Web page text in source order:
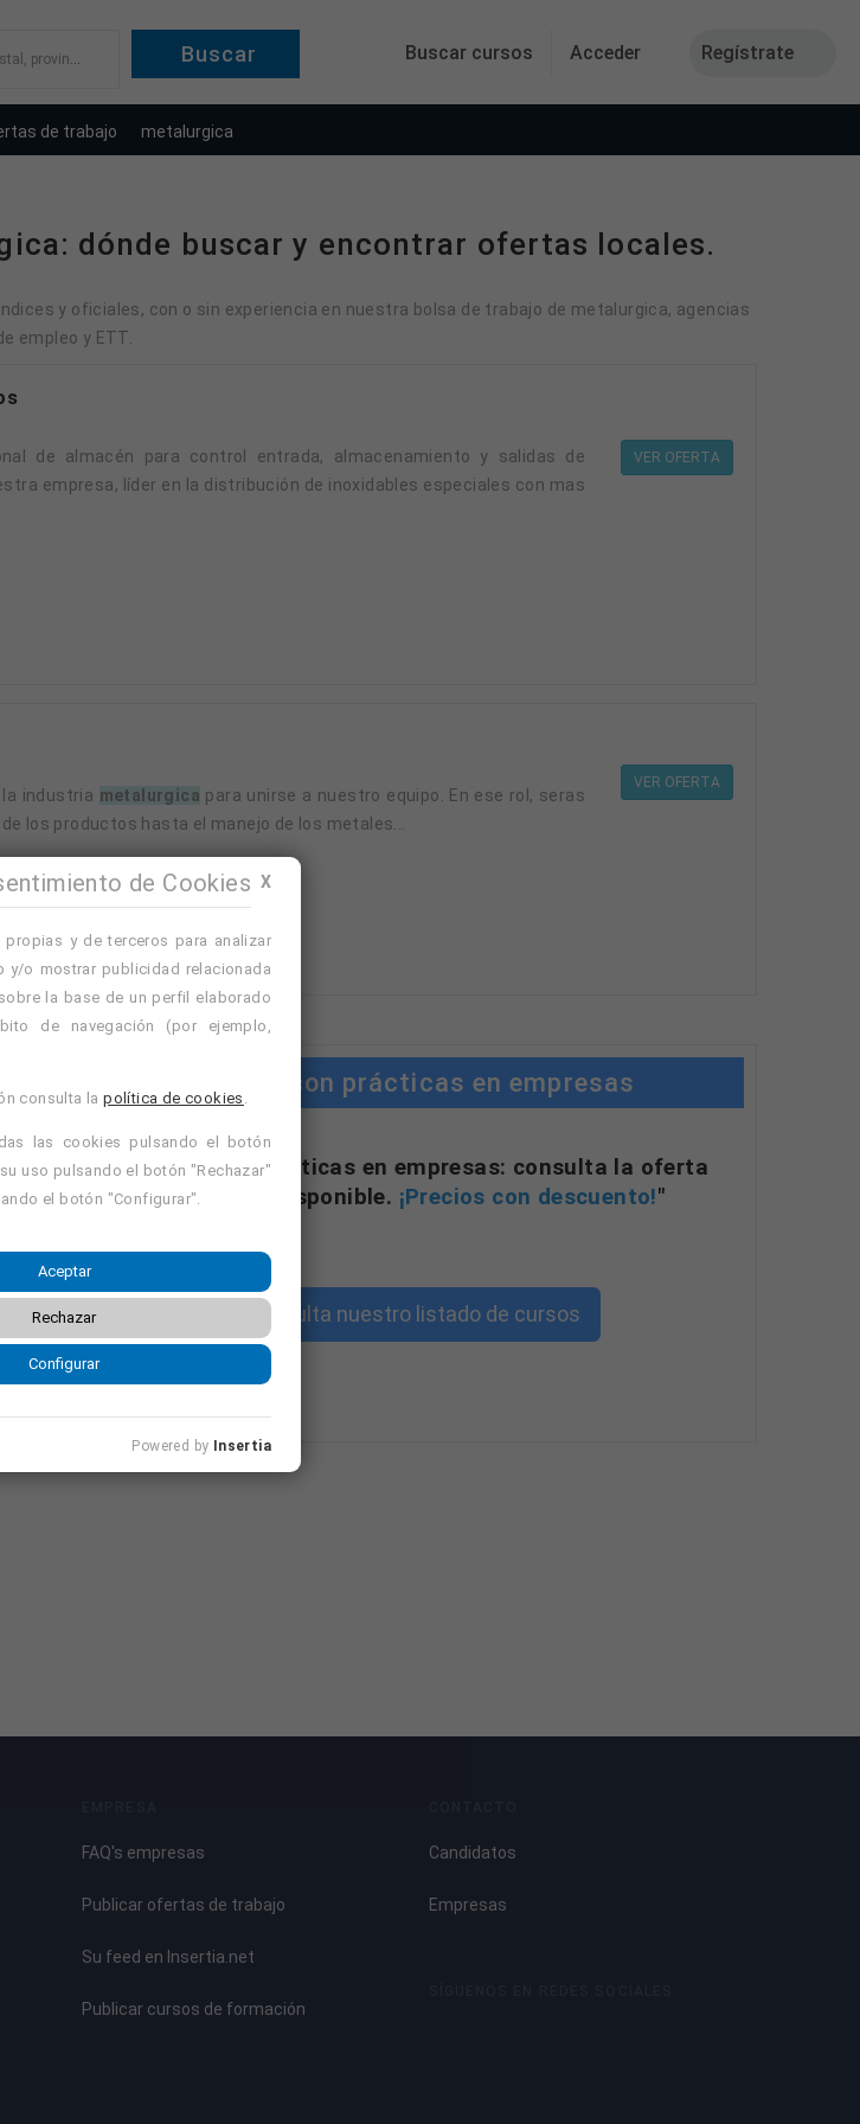
Buscar cursos Acceder Regístrate
Localidad, código postal, provincia
de trabajo metalurgica
dónde buscar y encontrar ofertas locales.
y oficiales, con o sin experiencia en nuestra bolsa de trabajo de metalurgica, agencias
empleo y ETT.
empresa, líder en la distribución de inoxidables especiales con mas
VER OFERTA
industria metalurgica para unirse a nuestro equipo. En ese rol, seras
los productos hasta el manejo de los metales...
VER OFERTA
Cursos con prácticas en empresas
"Cursos con prácticas en empresas: consulta la oferta
formativa disponible. ¡Precios con descuento!"
Consulta nuestro listado de cursos
FAQ's empresas
Publicar ofertas de trabajo
Su feed en Insertia.net
Publicar cursos de formación
Candidatos
Empresas
X
de Cookies
y de terceros para analizar
y/o mostrar publicidad relacionada
la base de un perfil elaborado
de navegación (por ejemplo,
consulta lapolítica de cookies
las cookies pulsando el botón
uso pulsando el botón "Rechazar"
el botón "Configurar".
Aceptar
Rechazar
Configurar
Powered by Insertia